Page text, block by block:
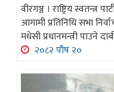
वीरगञ्ज । राष्ट्रिय स्वतन्त्र
आगामी प्रतिनिधि सभा
मधेसी प्रधानमन्त्री पाउने
२०८२ पौष २०